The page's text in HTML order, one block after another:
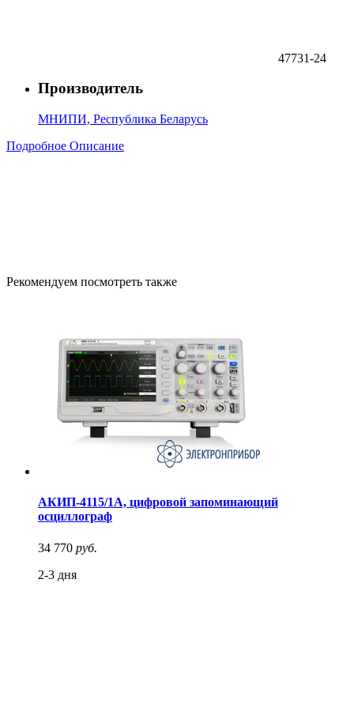
47731-24
Производитель
МНИПИ, Республика Беларусь
Подробное Описание
Рекомендуем посмотреть также
АКИП-4115/1А, цифровой запоминающий
осциллограф
34 770 руб.
2-3 дня